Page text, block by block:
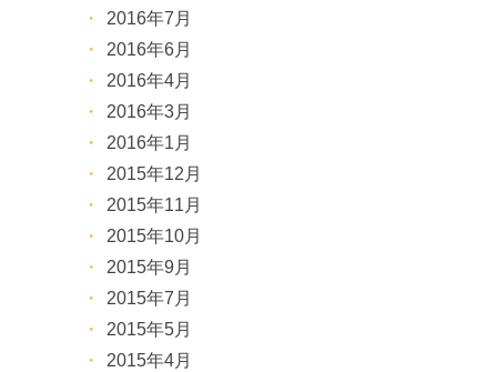
2016年7月
2016年6月
2016年4月
2016年3月
2016年1月
2015年12月
2015年11月
2015年10月
2015年9月
2015年7月
2015年5月
2015年4月